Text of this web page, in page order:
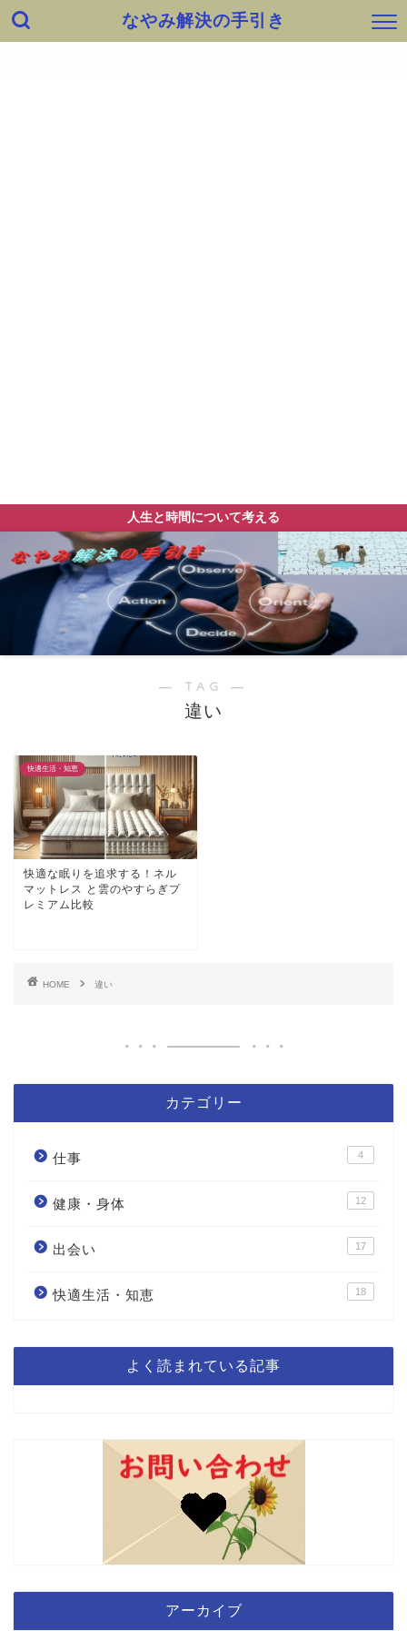
なやみ解決の手引き
人生と時間について考える
― TAG ―
違い
快適生活・知恵
快適な眠りを追求する！ネル
マットレス と雲のやすらぎプ
レミアム比較
HOME 違い
カテゴリー
仕事 4
健康・身体 12
出会い 17
快適生活・知恵 18
よく読まれている記事
アーカイブ